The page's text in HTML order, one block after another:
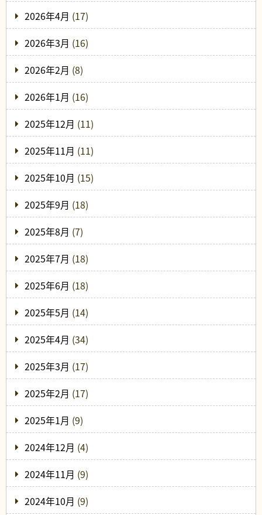
2026年4月 (17)
2026年3月 (16)
2026年2月 (8)
2026年1月 (16)
2025年12月 (11)
2025年11月 (11)
2025年10月 (15)
2025年9月 (18)
2025年8月 (7)
2025年7月 (18)
2025年6月 (18)
2025年5月 (14)
2025年4月 (34)
2025年3月 (17)
2025年2月 (17)
2025年1月 (9)
2024年12月 (4)
2024年11月 (9)
2024年10月 (9)